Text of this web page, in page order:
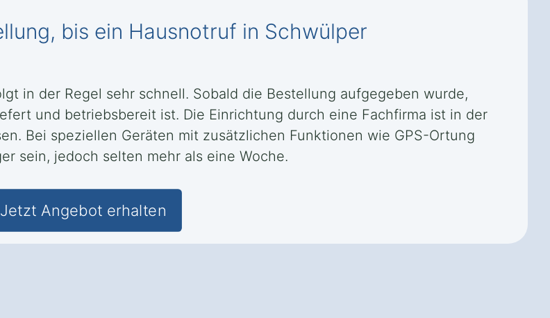
bis ein Hausnotruf in Schwülper
in der Regel sehr schnell. Sobald die Bestellung aufgegeben wurde,
und betriebsbereit ist. Die Einrichtung durch eine Fachfirma ist in der
Bei speziellen Geräten mit zusätzlichen Funktionen wie GPS-Ortung
sein, jedoch selten mehr als eine Woche.
Jetzt Angebot erhalten